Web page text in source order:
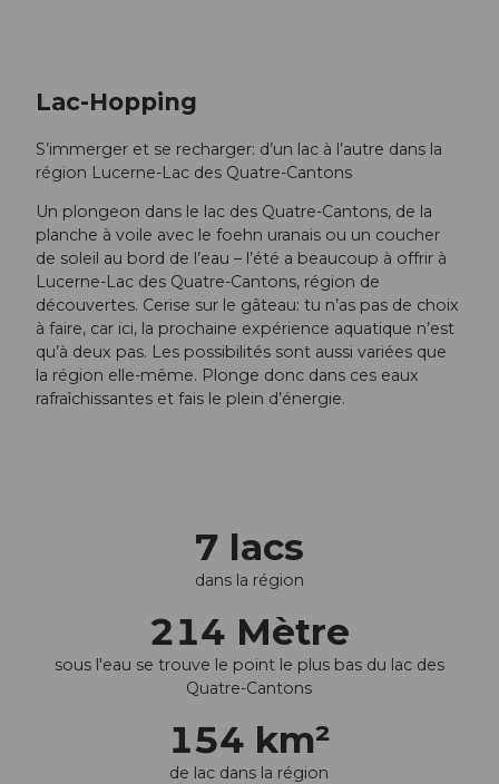
Lac-Hopping
S’immerger et se recharger: d’un lac à l’autre dans la
région Lucerne-Lac des Quatre-Cantons
Un plongeon dans le lac des Quatre-Cantons, de la
planche à voile avec le foehn uranais ou un coucher
de soleil au bord de l’eau – l’été a beaucoup à offrir à
Lucerne-Lac des Quatre-Cantons, région de
découvertes. Cerise sur le gâteau: tu n’as pas de choix
à faire, car ici, la prochaine expérience aquatique n’est
qu’à deux pas. Les possibilités sont aussi variées que
la région elle-même. Plonge donc dans ces eaux
rafraîchissantes et fais le plein d’énergie.
7 lacs
dans la région
214 Mètre
sous l'eau se trouve le point le plus bas du lac des
Quatre-Cantons
154 km²
de lac dans la région